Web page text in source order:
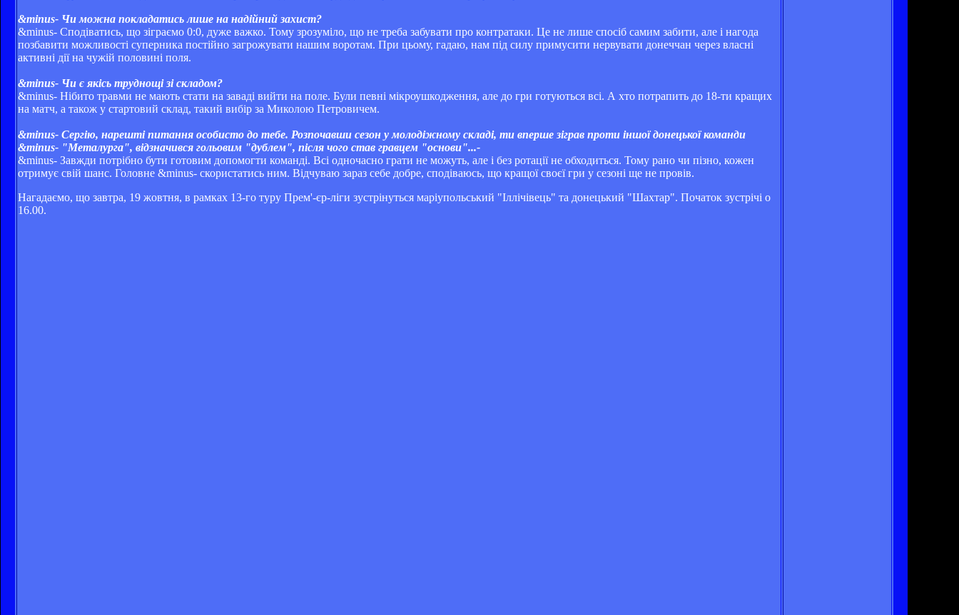
&minus- Чи можна покладатись лише на надійний захист?
&minus- Сподіватись, що зіграємо 0:0, дуже важко. Тому зрозуміло, що не треба забувати про контратаки. Це не лише спосіб самим забити, але і нагода
позбавити можливості суперника постійно загрожувати нашим воротам. При цьому, гадаю, нам під силу примусити нервувати донеччан через власні
активні дії на чужій половині поля.
&minus- Чи є якісь труднощі зі складом?
&minus- Нібито травми не мають стати на заваді вийти на поле. Були певні мікроушкодження, але до гри готуються всі. А хто потрапить до 18-ти кращих
на матч, а також у стартовий склад, такий вибір за Миколою Петровичем.
&minus- Сергію, нарешті питання особисто до тебе. Розпочавши сезон у молодіжному складі, ти вперше зіграв проти іншої донецької команди
&minus- "Металурга", відзначився гольовим "дублем", після чого став гравцем "основи"...-
&minus- Завжди потрібно бути готовим допомогти команді. Всі одночасно грати не можуть, але і без ротації не обходиться. Тому рано чи пізно, кожен
отримує свій шанс. Головне &minus- скористатись ним. Відчуваю зараз себе добре, сподіваюсь, що кращої своєї гри у сезоні ще не провів.
Нагадаємо, що завтра, 19 жовтня, в рамках 13-го туру Прем'-єр-ліги зустрінуться маріупольський "Іллічівець" та донецький "Шахтар". Початок зустрічі о
16.00.